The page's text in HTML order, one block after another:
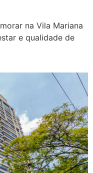
na Vila Mariana
e qualidade de